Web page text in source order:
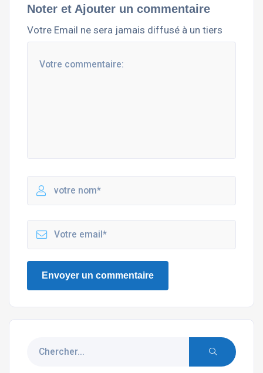
Noter et Ajouter un commentaire
Votre Email ne sera jamais diffusé à un tiers